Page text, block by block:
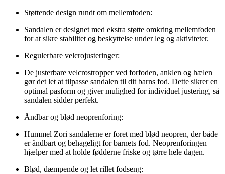
Støttende design rundt om mellemfoden:
Sandalen er designet med ekstra støtte omkring mellemfoden
for at sikre stabilitet og beskyttelse under leg og aktiviteter.
Regulerbare velcrojusteringer:
De justerbare velcrostropper ved forfoden, anklen og hælen
gør det let at tilpasse sandalen til dit barns fod. Dette sikrer en
optimal pasform og giver mulighed for individuel justering, så
sandalen sidder perfekt.
Åndbar og blød neoprenforing:
Hummel Zori sandalerne er foret med blød neopren, der både
er åndbart og behageligt for barnets fod. Neoprenforingen
hjælper med at holde fødderne friske og tørre hele dagen.
Blød, dæmpende og let rillet fodseng: